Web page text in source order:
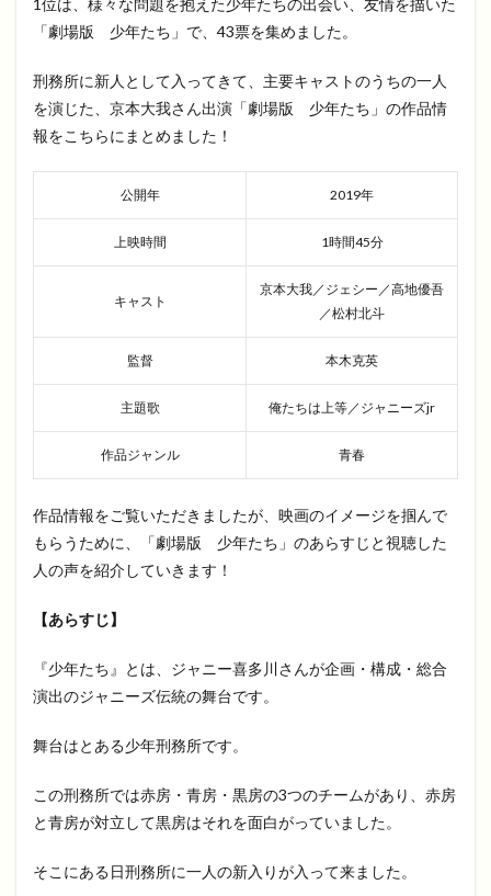
「劇場版 少年たち」で、43票を集めました。
刑務所に新人として入ってきて、主要キャストのうちの一人
を演じた、京本大我さん出演「劇場版 少年たち」の作品情
報をこちらにまとめました！
公開年 2019年
上映時間 1時間45分
キャスト
京本大我／ジェシー／高地優吾
／松村北斗
監督 本木克英
主題歌 俺たちは上等／ジャニーズjr
作品ジャンル 青春
作品情報をご覧いただきましたが、映画のイメージを掴んで
もらうために、「劇場版 少年たち」のあらすじと視聴した
人の声を紹介していきます！
【あらすじ】
『少年たち』とは、ジャニー喜多川さんが企画・構成・総合
演出のジャニーズ伝統の舞台です。
舞台はとある少年刑務所です。
この刑務所では赤房・青房・黒房の3つのチームがあり、赤房
と青房が対立して黒房はそれを面白がっていました。
そこにある日刑務所に一人の新入りが入って来ました。